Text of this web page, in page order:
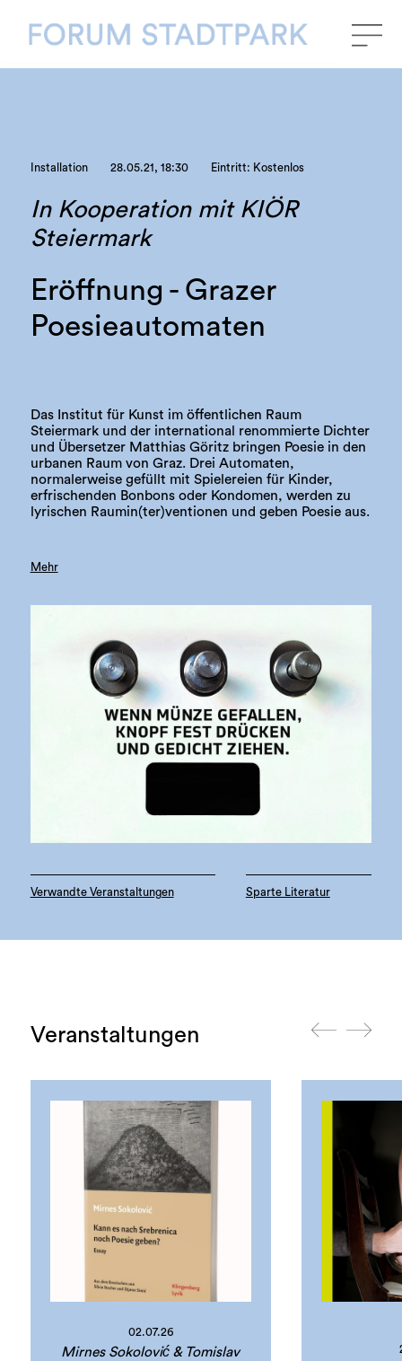
Installation 28.05.21, 18:30 Eintritt: Kostenlos
In Kooperation mit KIÖR
Steiermark
Eröffnung - Grazer
Poesieautomaten
Das Institut für Kunst im öffentlichen Raum
Steiermark und der international renommierte Dichter
und Übersetzer Matthias Göritz bringen Poesie in den
urbanen Raum von Graz. Drei Automaten,
normalerweise gefüllt mit Spielereien für Kinder,
erfrischenden Bonbons oder Kondomen, werden zu
lyrischen Raumin(ter)ventionen und geben Poesie aus.
Mehr
Verwandte Veranstaltungen Sparte Literatur
Veranstaltungen
02.07.26
Mirnes Sokolović & Tomislav